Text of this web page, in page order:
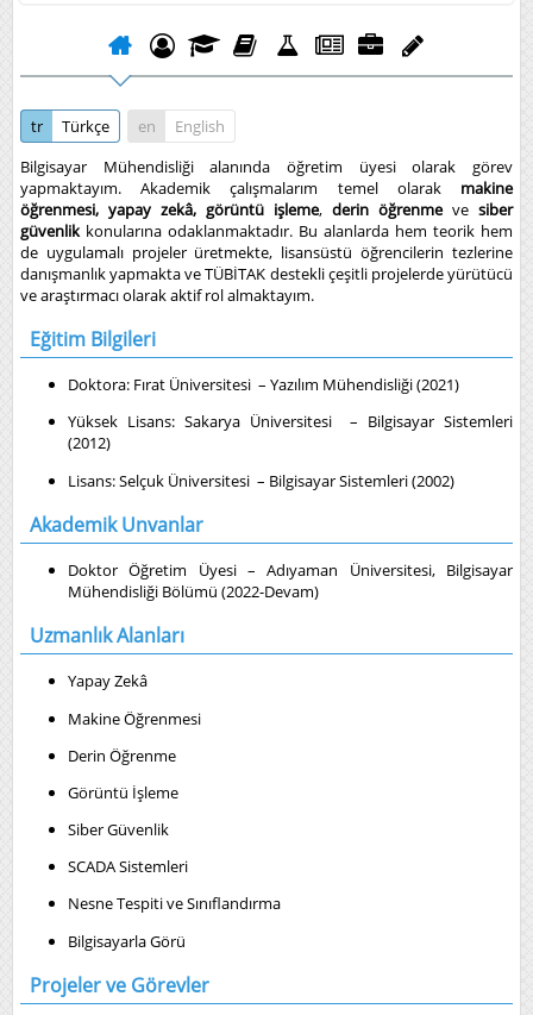
tr Türkçe en
English
Bilgisayar Mühendisliği alanında öğretim üyesi olarak görev
yapmaktayım. Akademik çalışmalarım temel olarak makine
öğrenmesi, yapay zekâ, görüntü işleme, derin öğrenmeve siber
güvenlikkonularına odaklanmaktadır. Bu alanlarda hem teorik hem
de uygulamalı projeler üretmekte, lisansüstü öğrencilerin tezlerine
danışmanlık yapmakta ve TÜBİTAK destekli çeşitli projelerde yürütücü
ve araştırmacı olarak aktif rol almaktayım.
Eğitim Bilgileri
Doktora: Fırat Üniversitesi – Yazılım Mühendisliği (2021)
Yüksek Lisans: Sakarya Üniversitesi – Bilgisayar Sistemleri
(2012)
Lisans: Selçuk Üniversitesi – Bilgisayar Sistemleri (2002)
Akademik Unvanlar
Doktor Öğretim Üyesi – Adıyaman Üniversitesi, Bilgisayar
Mühendisliği Bölümü (2022-Devam)
Uzmanlık Alanları
Yapay Zekâ
Makine Öğrenmesi
Derin Öğrenme
Görüntü İşleme
Siber Güvenlik
SCADA Sistemleri
Nesne Tespiti ve Sınıflandırma
Bilgisayarla Görü
Projeler ve Görevler